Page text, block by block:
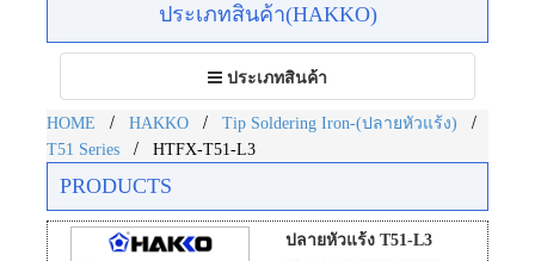
ประเภทสินค้า(HAKKO)
Toggle
navigation
ประเภทสินค้า
HOME / HAKKO / Tip Soldering Iron-(ปลายหัวแร้ง) /
T51 Series / HTFX-T51-L3
PRODUCTS
ปลายหัวแร้ง T51-L3